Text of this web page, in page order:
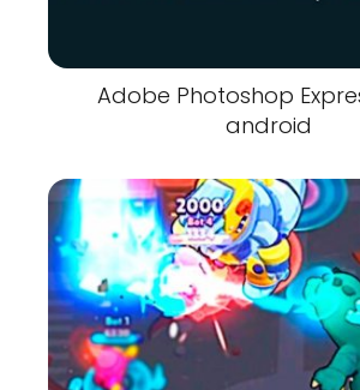
Adobe Photoshop
android